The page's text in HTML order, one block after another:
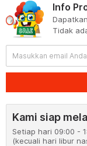
Info
Tidak
Kami siap
Setiap hari 09:00 -
(kecuali hari libur